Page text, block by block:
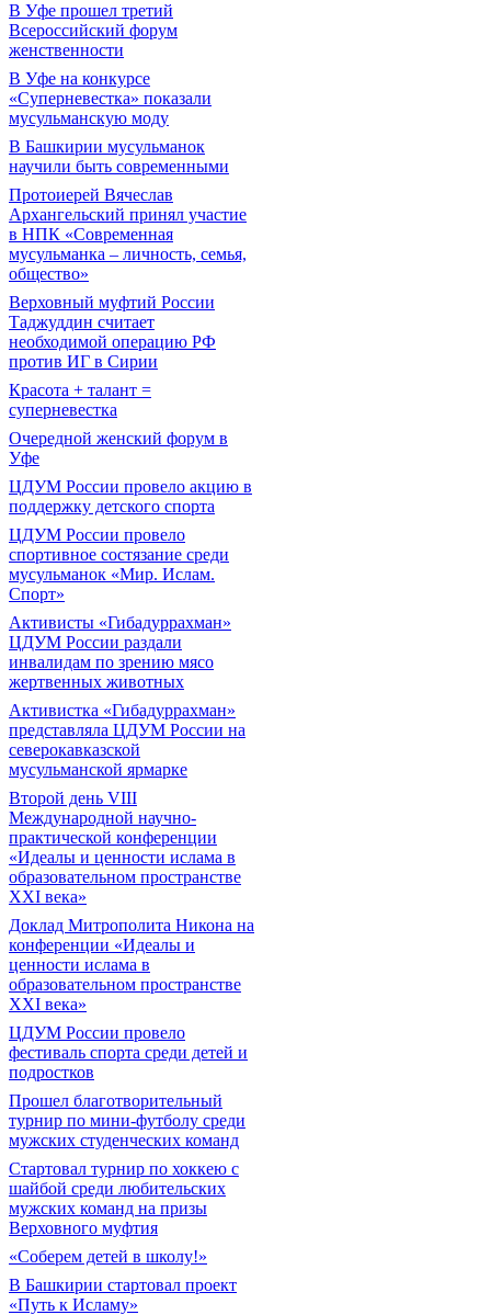
В Уфе прошел третий
Всероссийский форум
женственности
В Уфе на конкурсе
«Суперневестка» показали
мусульманскую моду
В Башкирии мусульманок
научили быть современными
Протоиерей Вячеслав
Архангельский принял участие
в НПК «Современная
мусульманка – личность, семья,
общество»
Верховный муфтий России
Таджуддин считает
необходимой операцию РФ
против ИГ в Сирии
Красота + талант =
суперневестка
Очередной женский форум в
Уфе
ЦДУМ России провело акцию в
поддержку детского спорта
ЦДУМ России провело
спортивное состязание среди
мусульманок «Мир. Ислам.
Спорт»
Активисты «Гибадуррахман»
ЦДУМ России раздали
инвалидам по зрению мясо
жертвенных животных
Активистка «Гибадуррахман»
представляла ЦДУМ России на
северокавказской
мусульманской ярмарке
Второй день VIII
Международной научно-
практической конференции
«Идеалы и ценности ислама в
образовательном пространстве
XXI века»
Доклад Митрополита Никона на
конференции «Идеалы и
ценности ислама в
образовательном пространстве
XXI века»
ЦДУМ России провело
фестиваль спорта среди детей и
подростков
Прошел благотворительный
турнир по мини-футболу среди
мужских студенческих команд
Cтартовал турнир по хоккею с
шайбой среди любительских
мужских команд на призы
Верховного муфтия
«Соберем детей в школу!»
В Башкирии стартовал проект
«Путь к Исламу»